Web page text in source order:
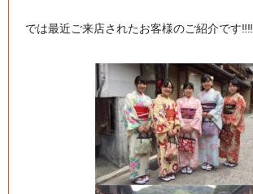
では最近ご来店されたお客様のご紹介です‼‼